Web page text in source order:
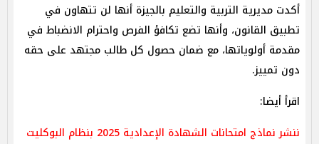
أكدت مديرية التربية والتعليم بالجيزة أنها لن تتهاون في
تطبيق القانون، وأنها تضع تكافؤ الفرص واحترام الانضباط في
مقدمة أولوياتها، مع ضمان حصول كل طالب مجتهد على حقه
دون تمييز.
اقرأ أيضا:
ننشر نماذج امتحانات الشهادة الإعدادية 2025 بنظام البوكليت